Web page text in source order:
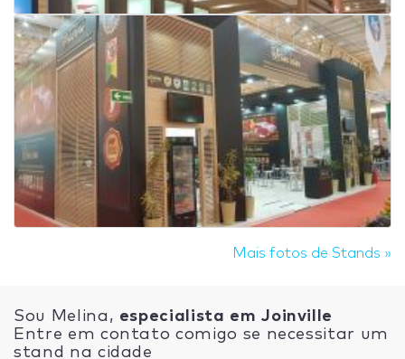
Mais fotos de Stands »
Sou Melina, especialista em Joinville
Entre em contato comigo se necessitar um
stand na cidade